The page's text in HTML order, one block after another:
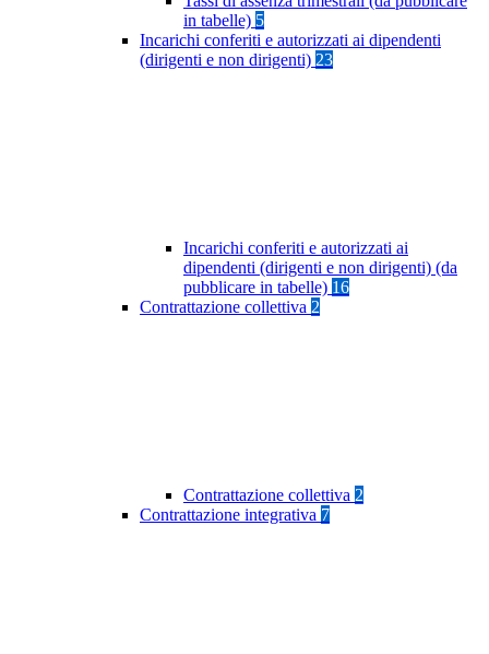
in tabelle) 5
Incarichi conferiti e autorizzati ai dipendenti
(dirigenti e non dirigenti) 23
Incarichi conferiti e autorizzati ai
dipendenti (dirigenti e non dirigenti) (da
pubblicare in tabelle) 16
Contrattazione collettiva 2
Contrattazione collettiva 2
Contrattazione integrativa 7